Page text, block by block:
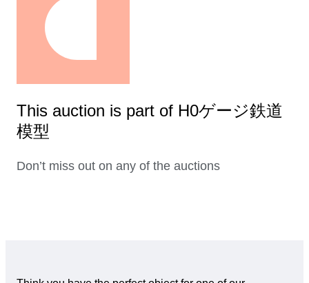
This auction is part of H0ゲージ鉄道
模型
Don’t miss out on any of the auctions